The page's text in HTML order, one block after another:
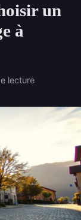
un
à
lecture